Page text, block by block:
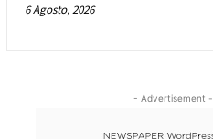
6 Agosto, 2026
- Advertisement -